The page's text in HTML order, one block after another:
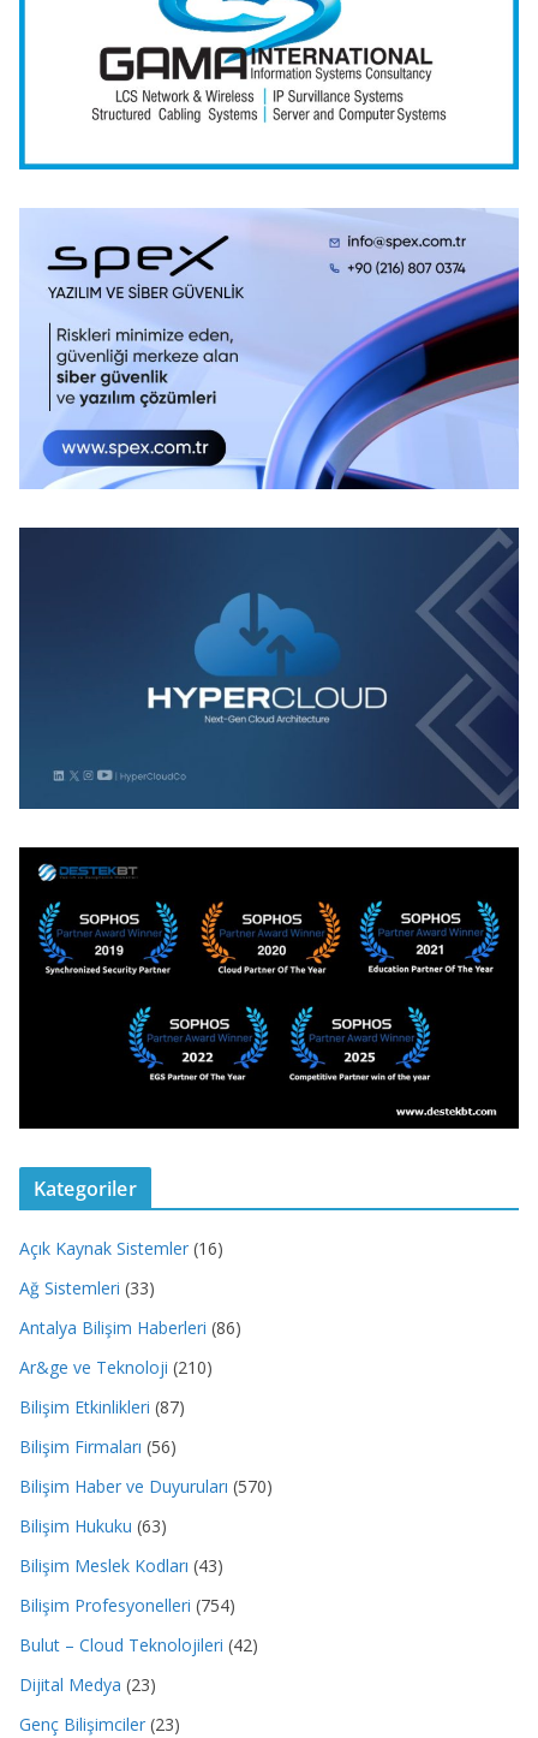
Kategoriler
Açık Kaynak Sistemler (16)
Ağ Sistemleri (33)
Antalya Bilişim Haberleri (86)
Ar&ge ve Teknoloji (210)
Bilişim Etkinlikleri (87)
Bilişim Firmaları (56)
Bilişim Haber ve Duyuruları (570)
Bilişim Hukuku (63)
Bilişim Meslek Kodları (43)
Bilişim Profesyonelleri (754)
Bulut – Cloud Teknolojileri (42)
Dijital Medya (23)
Genç Bilişimciler (23)